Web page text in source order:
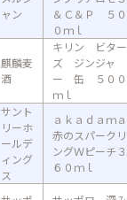
ャン
＆Ｃ＆Ｐ ５０
０ｍｌ
麒麟麦
酒
キリン ビター
ズ ジンジャ
ー 缶 ５００
ｍｌ
サント
リーホ
ールデ
ィング
ス
ａｋａｄａｍａ
赤のスパークリ
ングＷピーチ３
６０ｍｌ